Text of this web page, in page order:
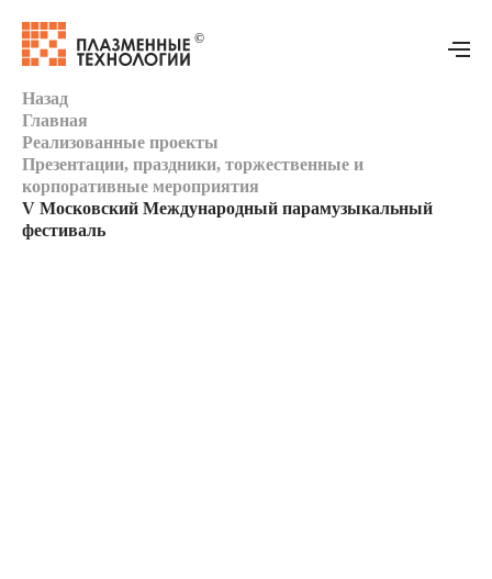
Назад
Главная
Реализованные проекты
Презентации, праздники, торжественные и
корпоративные мероприятия
V Московский Международный парамузыкальный
фестиваль